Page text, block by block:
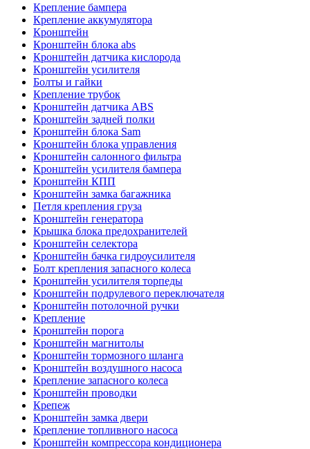
Крепление бампера
Крепление аккумулятора
Кронштейн
Кронштейн блока abs
Кронштейн датчика кислорода
Кронштейн усилителя
Болты и гайки
Крепление трубок
Кронштейн датчика ABS
Кронштейн задней полки
Кронштейн блока Sam
Кронштейн блока управления
Кронштейн салонного фильтра
Кронштейн усилителя бампера
Кронштейн КПП
Кронштейн замка багажника
Петля крепления груза
Кронштейн генератора
Крышка блока предохранителей
Кронштейн селектора
Кронштейн бачка гидроусилителя
Болт крепления запасного колеса
Кронштейн усилителя торпеды
Кронштейн подрулевого переключателя
Кронштейн потолочной ручки
Крепление
Кронштейн порога
Кронштейн магнитолы
Кронштейн тормозного шланга
Кронштейн воздушного насоса
Крепление запасного колеса
Кронштейн проводки
Крепеж
Кронштейн замка двери
Крепление топливного насоса
Кронштейн компрессора кондиционера